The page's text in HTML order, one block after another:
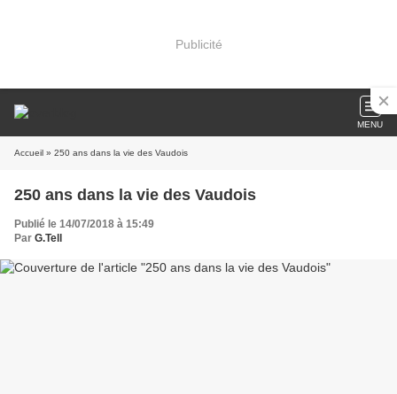
Publicité
MENU
Accueil » 250 ans dans la vie des Vaudois
250 ans dans la vie des Vaudois
Publié le 14/07/2018 à 15:49
Par G.Tell